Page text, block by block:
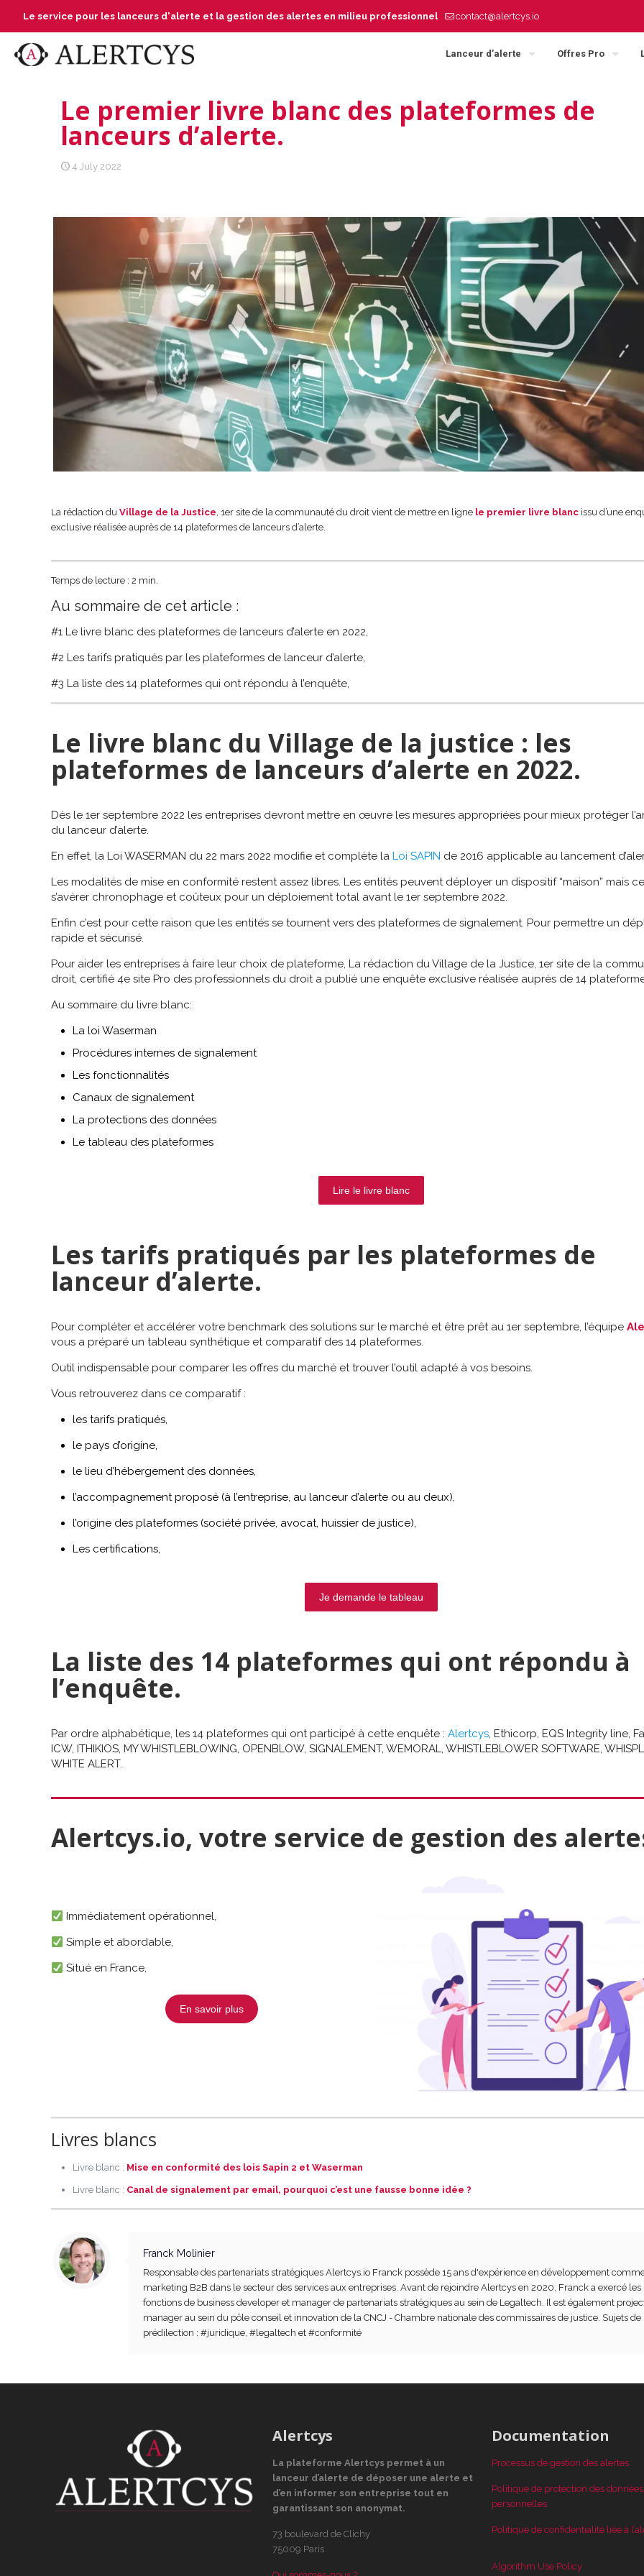
Le service pour les lanceurs d'alerte et la gestion des alertes en milieu professionnel contact@alertcys.io
Lanceur d’alerte Offres Pro
Le premier livre blanc des plateformes de
lanceurs d’alerte.
4 July 2022
La rédaction duVillage de la Justice, 1er site de la communauté du droit vient de mettre en ligne le premier livre blanc issu d’une
exclusive réalisée auprès de 14 plateformes de lanceurs d’alerte.
Temps de lecture : 2 min.
Au sommaire de cet article :
#1 Le livre blanc des plateformes de lanceurs d’alerte en 2022,
#2 Les tarifs pratiqués par les plateformes de lanceur d’alerte,
#3 La liste des 14 plateformes qui ont répondu à l’enquête,
Le livre blanc du Village de la justice : les
plateformes de lanceurs d’alerte en 2022.
Dès le 1er septembre 2022 les entreprises devront mettre en œuvre les mesures appropriées pour mieux protéger
du lanceur d’alerte.
En effet, la Loi WASERMAN du 22 mars 2022 modifie et complète la Loi SAPIN de 2016 applicable au lancement
Les modalités de mise en conformité restent assez libres. Les entités peuvent déployer un dispositif “maison” mais
s’avérer chronophage et coûteux pour un déploiement total avant le 1er septembre 2022.
Enfin c’est pour cette raison que les entités se tournent vers des plateformes de signalement. Pour permettre un
rapide et sécurisé.
Pour aider les entreprises à faire leur choix de plateforme, La rédaction du Village de la Justice, 1er site de la
droit, certifié 4e site Pro des professionnels du droit a publié une enquête exclusive réalisée auprès de 14
Au sommaire du livre blanc:
La loi Waserman
Procédures internes de signalement
Les fonctionnalités
Canaux de signalement
La protections des données
Le tableau des plateformes
Lire le livre blanc
Les tarifs pratiqués par les plateformes de
lanceur d’alerte.
Pour compléter et accélérer votre benchmark des solutions sur le marché et être prêt au 1er septembre, l’équipe
vous a préparé un tableau synthétique et comparatif des 14 plateformes.
Outil indispensable pour comparer les offres du marché et trouver l’outil adapté à vos besoins.
Vous retrouverez dans ce comparatif :
les tarifs pratiqués,
le pays d’origine,
le lieu d’hébergement des données,
l’accompagnement proposé (à l’entreprise, au lanceur d’alerte ou au deux),
l’origine des plateformes (société privée, avocat, huissier de justice),
Les certifications,
Je demande le tableau
La liste des 14 plateformes qui ont répondu à
l’enquête.
Par ordre alphabétique, les 14 plateformes qui ont participé à cette enquête :Alertcys, Ethicorp, EQS Integrity line,
ICW, ITHIKIOS, MY WHISTLEBLOWING, OPENBLOW, SIGNALEMENT, WEMORAL, WHISTLEBLOWER SOFTWARE,
WHITE ALERT.
Alertcys.io, votre service de gestion des
Immédiatement opérationnel,
Simple et abordable,
Situé en France,
En savoir plus
Livres blancs
Livre blanc : Mise en conformité des lois Sapin 2 et Waserman
Livre blanc : Canal de signalement par email, pourquoi c’est une fausse bonne idée ?
Franck Molinier
Responsable des partenariats stratégiques Alertcys.io Franck possède 15 ans d'expérience en développement
marketing B2B dans le secteur des services aux entreprises. Avant de rejoindre Alertcys en 2020, Franck a exercé les
fonctions de business developer et manager de partenariats stratégiques au sein de Legaltech. Il est également
manager au sein du pôle conseil et innovation de la CNCJ - Chambre nationale des commissaires de justice. Sujets de
prédilection : #juridique, #legaltech et #conformité
Alertcys
La plateforme Alertcys permet à un
lanceur d’alerte de déposer une alerte et
d’en informer son entreprise tout en
garantissant son anonymat.
73 boulevard de Clichy
75009 Paris
Documentation
Processus de gestion des alertes
Politique de protection des données
personnelles
Politique de confidentialité liée à
Algorithm Use Policy